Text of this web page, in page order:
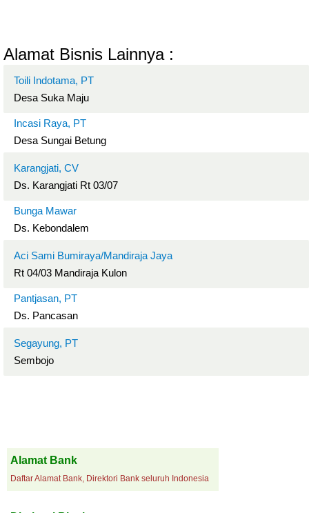
Alamat Bisnis Lainnya :
Toili Indotama, PT
Desa Suka Maju
Incasi Raya, PT
Desa Sungai Betung
Karangjati, CV
Ds. Karangjati Rt 03/07
Bunga Mawar
Ds. Kebondalem
Aci Sami Bumiraya/Mandiraja Jaya
Rt 04/03 Mandiraja Kulon
Pantjasan, PT
Ds. Pancasan
Segayung, PT
Sembojo
Alamat Bank
Daftar Alamat Bank, Direktori Bank seluruh Indonesia